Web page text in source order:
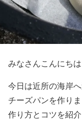
みなさんこんにち
今日は近所の海岸
チーズパンを作り
作り方とコツを紹介